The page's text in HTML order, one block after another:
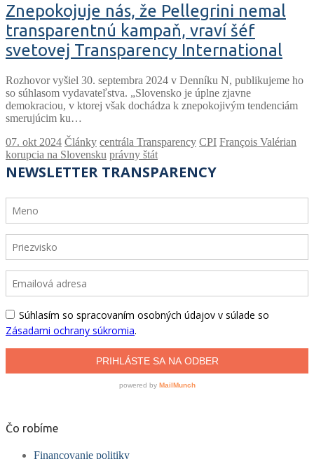
Znepokojuje nás, že Pellegrini nemal
transparentnú kampaň, vraví šéf
svetovej Transparency International
Rozhovor vyšiel 30. septembra 2024 v Denníku N, publikujeme ho
so súhlasom vydavateľstva. „Slovensko je úplne zjavne
demokraciou, v ktorej však dochádza k znepokojivým tendenciám
smerujúcim ku…
Články centrála Transparency CPI François Valérian
korupcia na Slovensku právny štát
Čo robíme
Financovanie politiky